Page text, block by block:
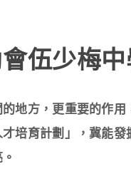
伍少梅
地方，更重要的作
培育計劃」，冀能